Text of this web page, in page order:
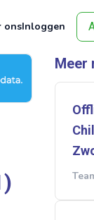
onsInloggen
Meer